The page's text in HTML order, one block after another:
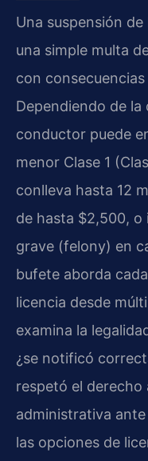
Una suspensión
una simple multa
con
Dependiendo de la
conductor puede
menor Clase 1
conlleva hasta 12
de hasta $2,500,
grave (felony) en
bufete aborda
licencia desde
examina la
¿se notificó
respetó el derecho
administrativa ante
las opciones de